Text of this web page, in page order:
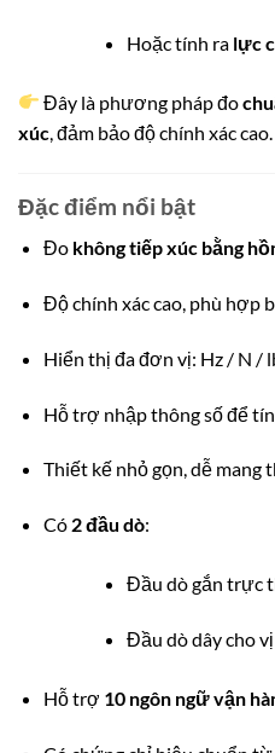
Hoặc tính ra lực
Đây là phương pháp đo
xúc , đảm bảo độ chính xác cao.
Đặc điểm nổi bật
Đo không tiếp xúc bằng
Độ chính xác cao, phù hợp
Hiển thị đa đơn vị: Hz / N /
Hỗ trợ nhập thông số để
Thiết kế nhỏ gọn, dễ mang
Có 2 đầu dò:
Đầu dò gắn trực
Đầu dò dây cho
Hỗ trợ 10 ngôn ngữ vận